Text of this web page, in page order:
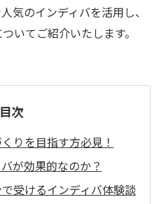
気のインディバを活用し、
いてご紹介いたします。
目次
りを目指す方必見！
が効果的なのか？
受けるインディバ体験談